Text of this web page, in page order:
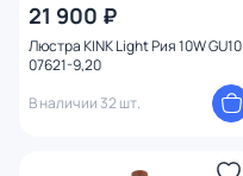
21 900 ₽
Люстра KINK Light Рия 10W GU10
07621-9,20
В наличии 32 шт.